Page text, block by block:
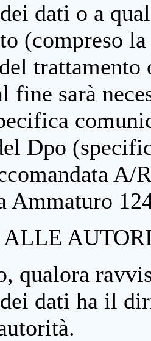
dati o a
(compreso
trattamento
fine sarà
Dpo
Ammaturo
qualora
dati ha il